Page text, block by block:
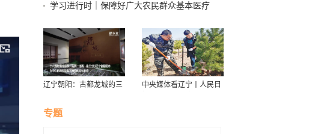
学习进行时｜保障好广大农民群众基本医疗
辽宁朝阳：古都龙城的三
中央媒体看辽宁丨人民日
专题